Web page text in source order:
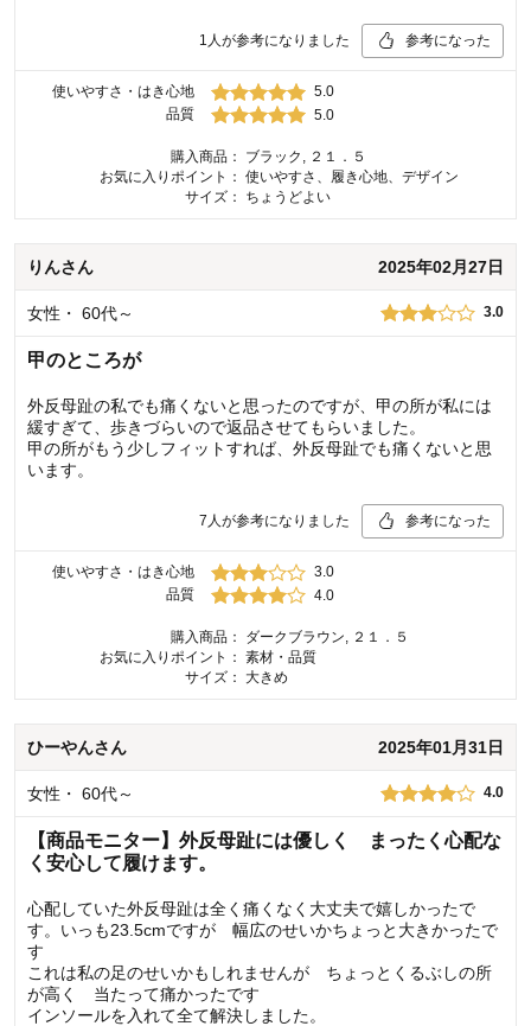
1 人が参考になりました 参考になった
使いやすさ・はき心地
5.0
品質
5.0
購入商品：
ブラック, ２１．５
お気に入りポイント： 使いやすさ、履き心地、デザイン
サイズ：
ちょうどよい
りんさん 2025年02月27日
女性 ・ 60代～ 3.0
甲のところが
外反母趾の私でも痛くないと思ったのですが、甲の所が私には
緩すぎて、歩きづらいので返品させてもらいました。
甲の所がもう少しフィットすれば、外反母趾でも痛くないと思
います。
7 人が参考になりました 参考になった
使いやすさ・はき心地
3.0
品質
4.0
購入商品：
ダークブラウン, ２１．５
お気に入りポイント： 素材・品質
サイズ：
大きめ
ひーやんさん 2025年01月31日
女性 ・ 60代～ 4.0
【商品モニター】外反母趾には優しく まったく心配な
く安心して履けます。
心配していた外反母趾は全く痛くなく大丈夫で嬉しかったで
す。いっも23.5cmですが 幅広のせいかちょっと大きかったで
す
これは私の足のせいかもしれませんが ちょっとくるぶしの所
が高く 当たって痛かったです
インソールを入れて全て解決しました。